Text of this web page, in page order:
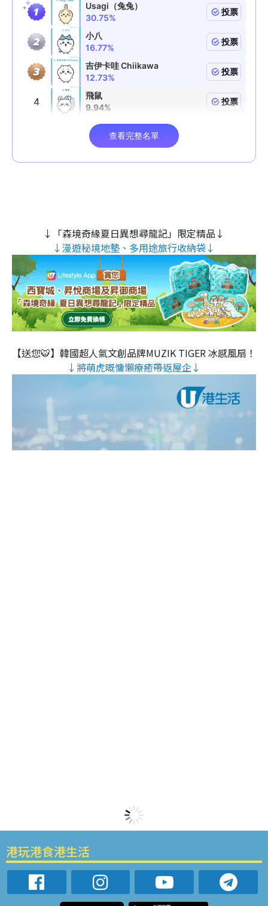
↓「森境奇緣夏日異想尋龍記」限定精品↓
↓漫遊秘境地墊、多用途旅行收納袋↓
【送您🐯】韓國超人氣文創品牌MUZIK TIGER 冰感風扇！
↓將萌虎嘅慵懶療癒帶返屋企↓
港玩港食港生活